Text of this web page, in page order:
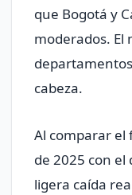
que Bogotá y
moderados. El
cabeza.
Al comparar el
de 2025 con el
ligera caída